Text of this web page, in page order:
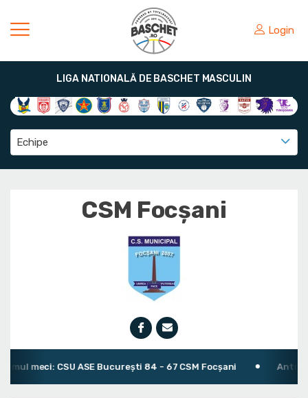
Login
LIGA NATIONALĂ DE BASCHET MASCULIN
Echipe
CSM Focșani
meci: CSU ASE București 84 - 67 CSM Focșani